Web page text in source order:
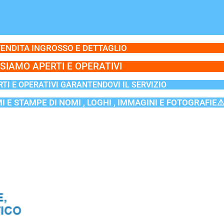
INGROSSO E DETTAGLIO
SIAMO APERTI E OPERATIVI
E OPERATIVI GARANTENDOVI IL SERVIZIO
E STAMPE DI NOMI , LOGHI , IMMAGINI E